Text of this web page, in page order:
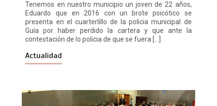
Tenemos en nuestro municipio un joven de 22 años,
Eduardo que en 2016 con un brote psicótico se
presenta en el cuarterlillo de la policia municipal de
Guía por haber perdido la cartera y que ante la
contestación de lo policia de que se fuera […]
Actualidad